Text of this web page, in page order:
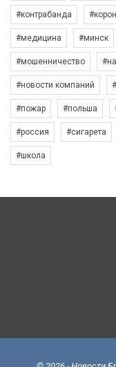
#контрабанда
#медицина #минск
#мошенничество
#новости компаний
#пожар #польша
#россия #сигарета
#школа